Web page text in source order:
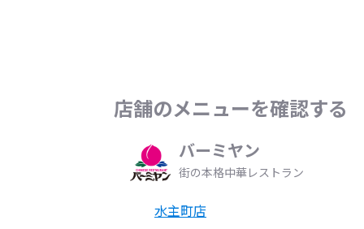
店舗のメニューを確認する
バーミヤン
街の本格中華レストラン
水主町店